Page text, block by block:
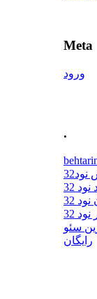
Meta
ورود
32
32
32
سئو
رایگان